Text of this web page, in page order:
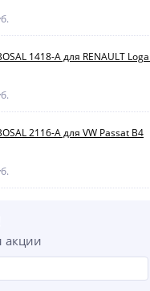
1418-A для RENAULT
2116-A для VW Passat B4
акции